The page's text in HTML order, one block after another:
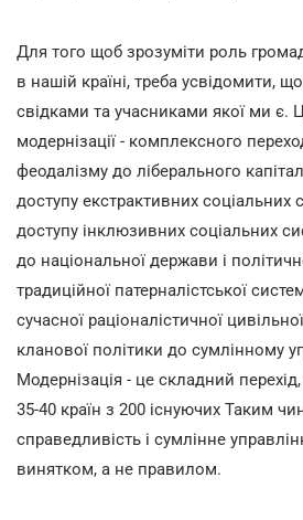
Для того щоб зрозуміти роль
в нашій країні, треба усвідомити,
свідками та учасниками якої ми є.
модернізації - комплексного
феодалізму до ліберального
доступу екстрактивних соціальних
доступу інклюзивних соціальних
до національної держави і
традиційної патерналістської
сучасної раціоналістичної
кланової політики до сумлінному
Модернізація - це складний
35-40 країн з 200 існуючих Таким
справедливість і сумлінне
винятком, а не правилом.